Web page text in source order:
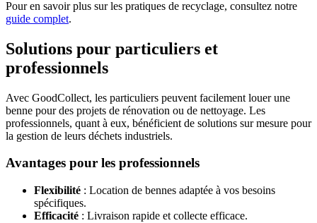
Pour en savoir plus sur les pratiques de recyclage, consultez notre
guide complet.
Solutions pour particuliers et
professionnels
Avec GoodCollect, les particuliers peuvent facilement louer une
benne pour des projets de rénovation ou de nettoyage. Les
professionnels, quant à eux, bénéficient de solutions sur mesure pour
la gestion de leurs déchets industriels.
Avantages pour les professionnels
Flexibilité : Location de bennes adaptée à vos besoins
spécifiques.
Efficacité : Livraison rapide et collecte efficace.